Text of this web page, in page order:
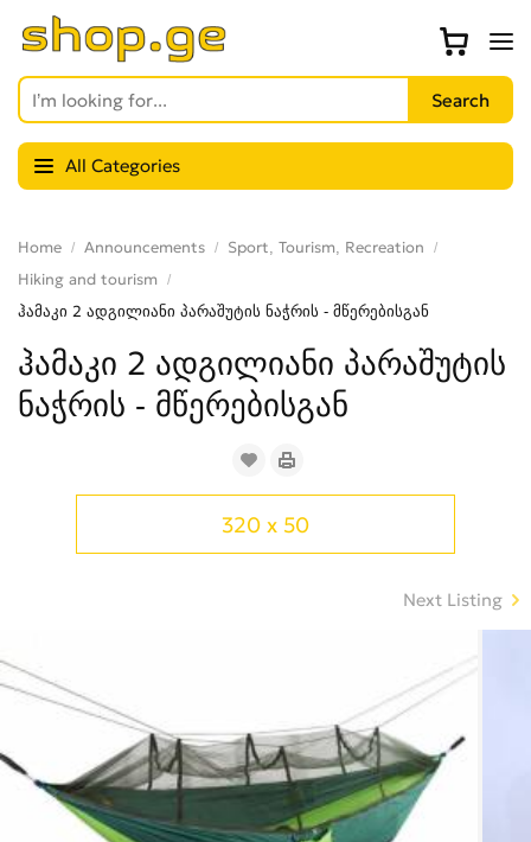
All Categories
Home Announcements
Sport, Tourism, Recreation
Hiking and tourism
ჰამაკი 2 ადგილიანი პარაშუტის ნაჭრის - მწერებისგან
ჰამაკი 2 ადგილიანი პარაშუტის
ნაჭრის - მწერებისგან
320 x 50
Next Listing